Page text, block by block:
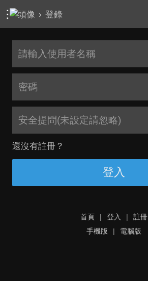
› 登錄
安全提問(未設定請忽略)
還沒有註冊？
登入
首頁 | 登入 |
註冊
手機版
| 電腦版